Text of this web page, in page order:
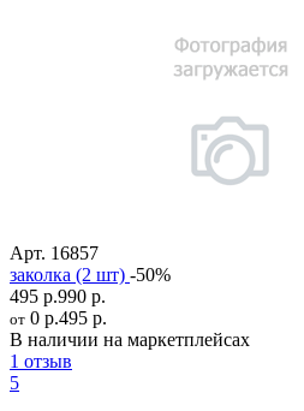
Арт. 16857
заколка (2 шт) -50%
495 р.990 р.
от 0 р.495 р.
В наличии на маркетплейсах
1 отзыв
5